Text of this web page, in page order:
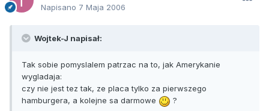
Napisano 7 Maja 2006
Wojtek-J napisał:
Tak sobie pomyslalem patrzac na to, jak Amerykanie
wygladaja:
czy nie jest tez tak, ze placa tylko za pierwszego
hamburgera, a kolejne sa darmowe
?